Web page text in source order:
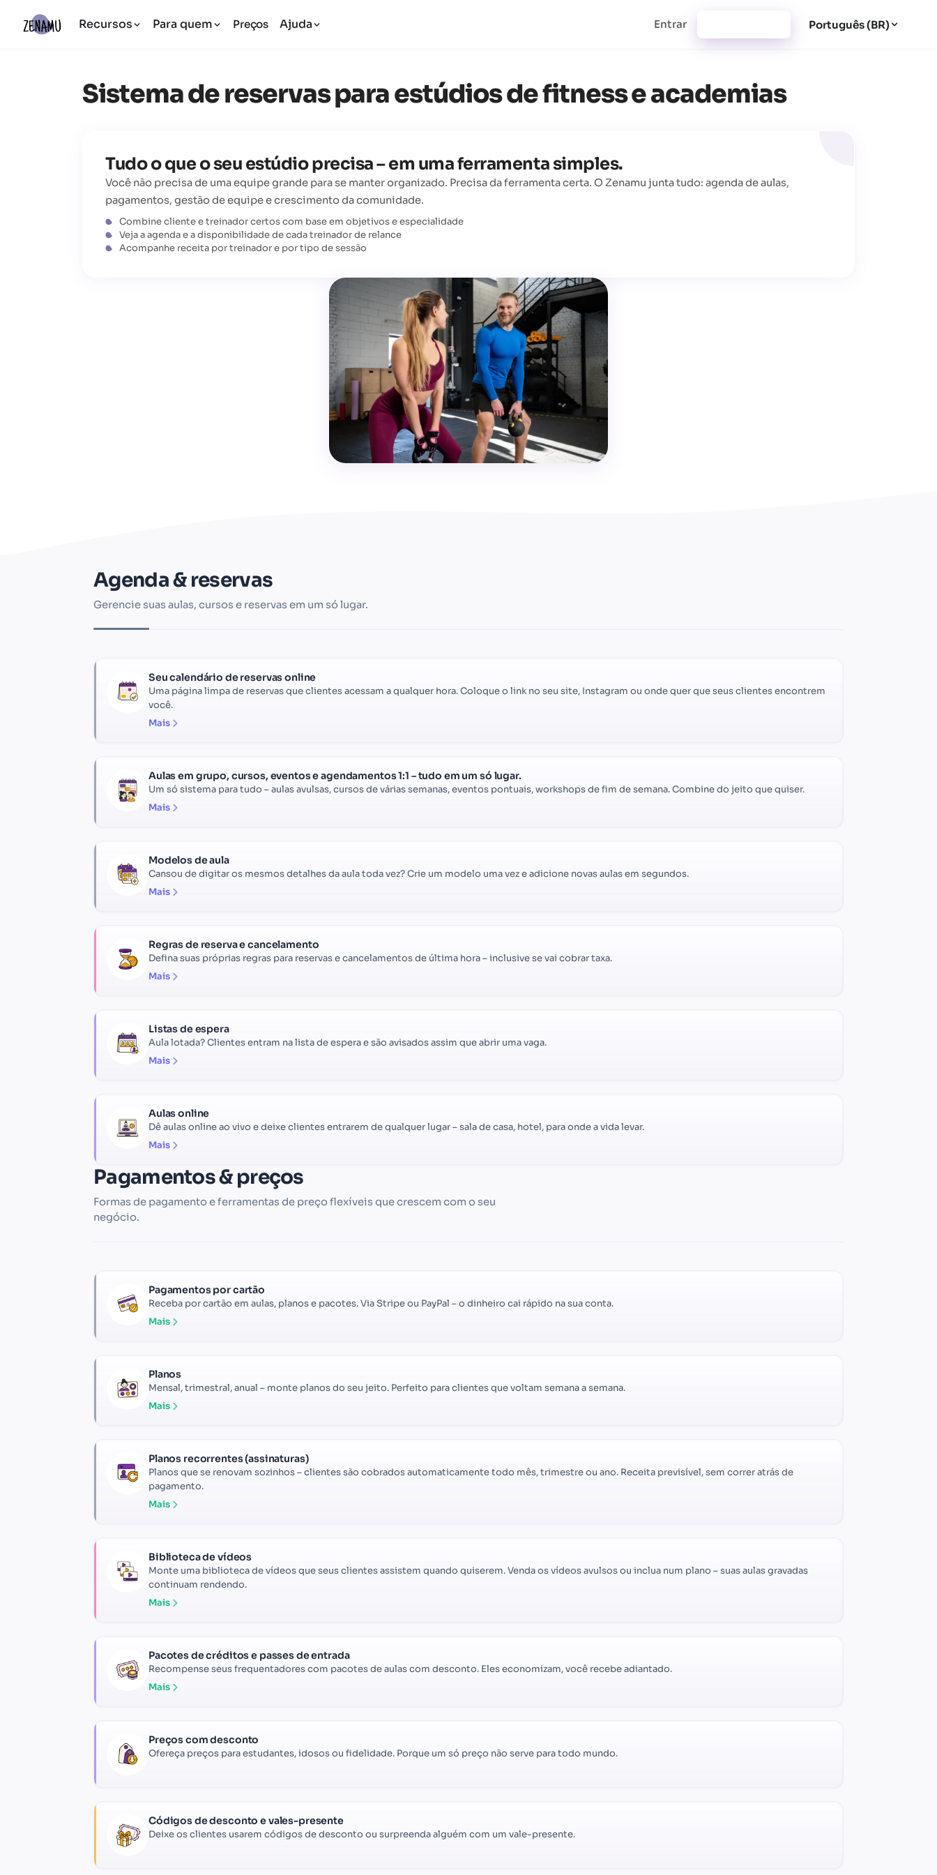
Recursos Para quem Preços Ajuda Entrar Português (BR)
Sistema de reservas para estúdios de fitness e academias
Tudo o que o seu estúdio precisa – em uma ferramenta simples.
Você não precisa de uma equipe grande para se manter organizado. Precisa da ferramenta certa. O Zenamu junta tudo: agenda de aulas,
pagamentos, gestão de equipe e crescimento da comunidade.
Combine cliente e treinador certos com base em objetivos e especialidade
Veja a agenda e a disponibilidade de cada treinador de relance
Acompanhe receita por treinador e por tipo de sessão
Agenda & reservas
Gerencie suas aulas, cursos e reservas em um só lugar.
Seu calendário de reservas online
Uma página limpa de reservas que clientes acessam a qualquer hora. Coloque o link no seu site, Instagram ou onde quer que seus clientes encontrem
você.
Mais
Aulas em grupo, cursos, eventos e agendamentos 1:1 – tudo em um só lugar.
Um só sistema para tudo – aulas avulsas, cursos de várias semanas, eventos pontuais, workshops de fim de semana. Combine do jeito que quiser.
Mais
Modelos de aula
Cansou de digitar os mesmos detalhes da aula toda vez? Crie um modelo uma vez e adicione novas aulas em segundos.
Mais
Regras de reserva e cancelamento
Defina suas próprias regras para reservas e cancelamentos de última hora – inclusive se vai cobrar taxa.
Mais
Listas de espera
Aula lotada? Clientes entram na lista de espera e são avisados assim que abrir uma vaga.
Mais
Aulas online
Dê aulas online ao vivo e deixe clientes entrarem de qualquer lugar – sala de casa, hotel, para onde a vida levar.
Mais
Pagamentos & preços
Formas de pagamento e ferramentas de preço flexíveis que crescem com o seu
negócio.
Pagamentos por cartão
Receba por cartão em aulas, planos e pacotes. Via Stripe ou PayPal – o dinheiro cai rápido na sua conta.
Mais
Planos
Mensal, trimestral, anual – monte planos do seu jeito. Perfeito para clientes que voltam semana a semana.
Mais
Planos recorrentes (assinaturas)
Planos que se renovam sozinhos – clientes são cobrados automaticamente todo mês, trimestre ou ano. Receita previsível, sem correr atrás de
pagamento.
Mais
Biblioteca de vídeos
Monte uma biblioteca de vídeos que seus clientes assistem quando quiserem. Venda os vídeos avulsos ou inclua num plano – suas aulas gravadas
continuam rendendo.
Mais
Pacotes de créditos e passes de entrada
Recompense seus frequentadores com pacotes de aulas com desconto. Eles economizam, você recebe adiantado.
Mais
Preços com desconto
Ofereça preços para estudantes, idosos ou fidelidade. Porque um só preço não serve para todo mundo.
Códigos de desconto e vales-presente
Deixe os clientes usarem códigos de desconto ou surpreenda alguém com um vale-presente.